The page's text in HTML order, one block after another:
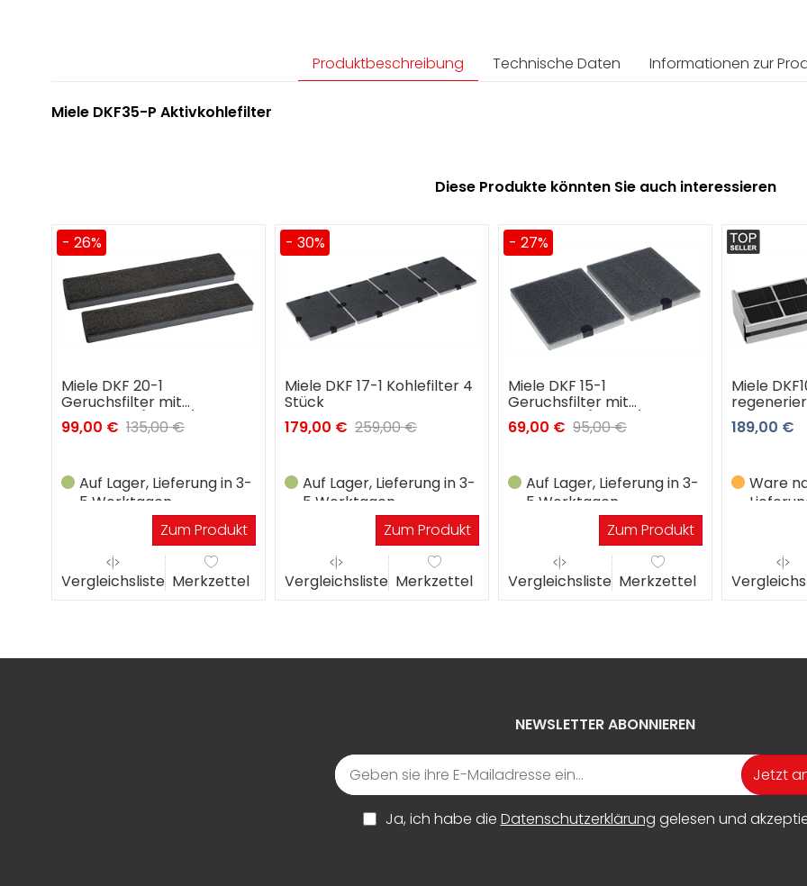
Produktbeschreibung Technische Daten Informationen zur
Miele DKF35-P Aktivkohlefilter
Diese Produkte könnten Sie auch interessieren
Miele DKF 17-1 Kohlefilter 4
Stück
179,00 €
259,00 €
Auf Lager, Lieferung in 3-
5 Werktagen
Zum Produkt
Vergleichsliste Merkzettel
- 30%
Miele DKF 15-1
Geruchsfilter mit
Aktivkohle (2 Stck.)
69,00 € 95,00 €
Auf Lager, Lieferung in 3-
5 Werktagen
Zum Produkt
Vergleichsliste Merkzettel
- 27%
Miele DKF1000-R Kohlefilter
regenerierbar
189,00 €
Ware nachbestellt,
Lieferung in ca.14
WerktagenZum Produkt
Vergleichsliste Merkzettel
Miele
Umluft
339,00 €
Ware
NEWSLETTER ABONNIEREN
Jetzt
Ja, ich habe die Datenschutzerklärung gelesen und